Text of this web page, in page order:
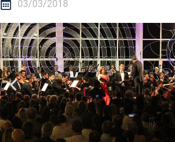
03/03/2018